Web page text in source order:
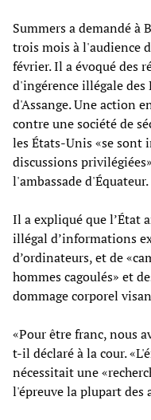
Summers a demandé à
trois mois à l'audience
février. Il a évoqué des
d'ingérence illégale
d'Assange. Une action
contre une société de
les États-Unis «se sont
discussions
l'ambassade d'Équateur.
Il a expliqué que l’État
illégal d’informations
d’ordinateurs, et de
hommes cagoulés» et
dommage corporel
«Pour être franc, nous
t-il déclaré à la cour.
nécessitait une
l'épreuve la plupart des